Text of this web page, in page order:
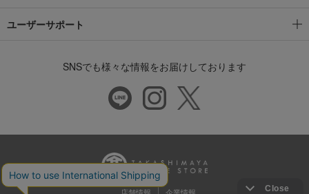
ユーザーサポート
SNSでも様々な情報をお届けしております